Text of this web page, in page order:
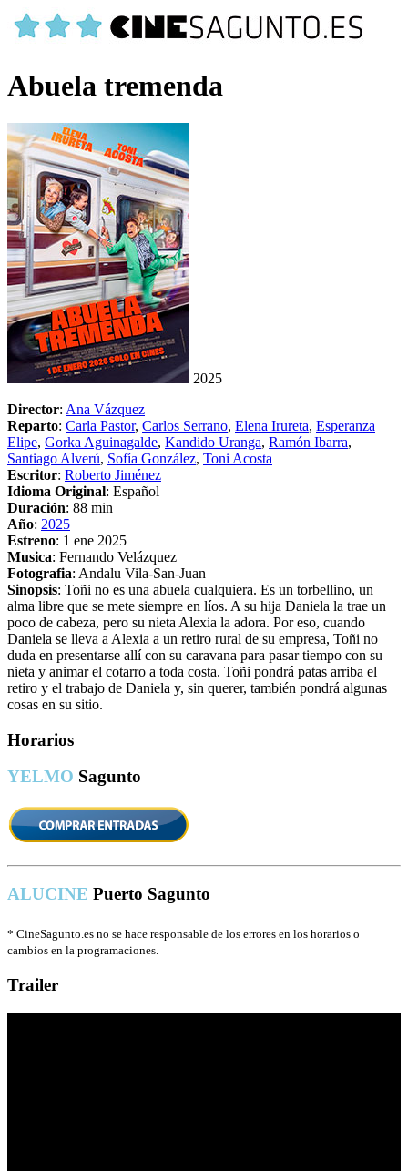
Abuela tremenda
2025
Director: Ana Vázquez
Reparto: Carla Pastor, Carlos Serrano, Elena Irureta, Esperanza
Elipe, Gorka Aguinagalde, Kandido Uranga, Ramón Ibarra,
Santiago Alverú, Sofía González, Toni Acosta
Escritor: Roberto Jiménez
Idioma Original: Español
Duración: 88 min
Año: 2025
Estreno: 1 ene 2025
Musica: Fernando Velázquez
Fotografia: Andalu Vila-San-Juan
Sinopsis: Toñi no es una abuela cualquiera. Es un torbellino, un
alma libre que se mete siempre en líos. A su hija Daniela la trae un
poco de cabeza, pero su nieta Alexia la adora. Por eso, cuando
Daniela se lleva a Alexia a un retiro rural de su empresa, Toñi no
duda en presentarse allí con su caravana para pasar tiempo con su
nieta y animar el cotarro a toda costa. Toñi pondrá patas arriba el
retiro y el trabajo de Daniela y, sin querer, también pondrá algunas
cosas en su sitio.
Horarios
YELMO Sagunto
ALUCINE Puerto Sagunto
* CineSagunto.es no se hace responsable de los errores en los horarios o
cambios en la programaciones.
Trailer